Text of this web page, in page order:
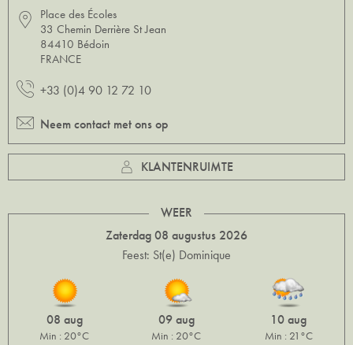
Place des Écoles
33 Chemin Derrière St Jean
84410 Bédoin
FRANCE
+33 (0)4 90 12 72 10
Neem contact met ons op
KLANTENRUIMTE
WEER
Zaterdag 08 augustus 2026
Feest: St(e) Dominique
08 aug
Min : 20°C
09 aug
Min : 20°C
10 aug
Min : 21°C